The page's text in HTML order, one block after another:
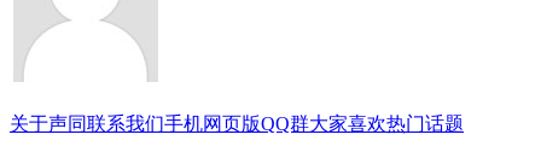
关于声同联系我们手机网页版QQ群大家喜欢热门话题